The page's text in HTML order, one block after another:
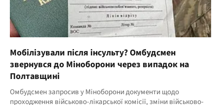
Мобілізували після інсульту? Омбудсмен
звернувся до Міноборони через випадок на
Полтавщині
Омбудсмен запросив у Міноборони документи щодо
проходження військово-лікарської комісії, зміни військово-